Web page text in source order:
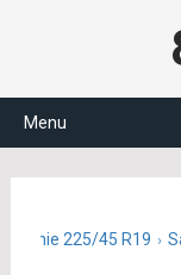
Menu
letnie 225/45 R19